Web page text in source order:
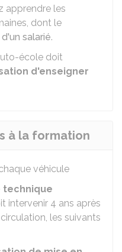
apprendre les
dont le
salarié.
école doit
d'enseigner
à la formation
véhicule
intervenir 4 ans après
les suivants